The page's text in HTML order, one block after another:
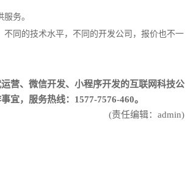
务。
同的技术水平，不同的开发公司，报价也不一
营、 微信开发、 小程序开发的互联网科技公
宜，服务热线：1577-7576-460。
(责任编辑：admin)